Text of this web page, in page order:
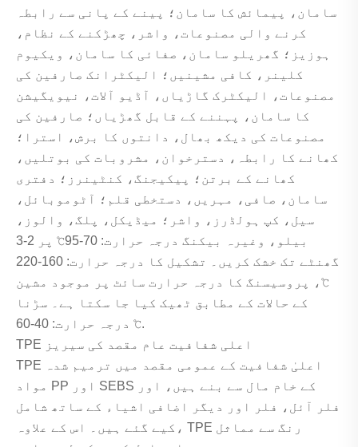
سامان، پیمائش کا سامان؛ پینے کے پانی سے رابطہ
کرنے والی مصنوعات، واشر، چھڑکنے کے نظام،
ہوزیز؛ گھریلو سامان، صفائی کا سامان، ویکیوم
کلینر، کافی مشینیں؛ الیکٹرانک صارفین کی
مصنوعات، الیکٹرک گاڑیاں، آڈیو آلات، نیویگیشن
کا سامان، پہننے کے قابل گھڑیاں؛ صارفین کی
مصنوعات کی دیکھ بھال، دانتوں کا برش، استرا؛
کھانے کا رابطہ، دسترخوان، مشروبات کی بوتلیں،
کھانے کے برتن؛ پیکیجنگ، کنٹینرز؛ دفتری
سامان، صافی، مہریں، دستخطی قلم؛ آٹوموبائل،
سیل، کپ ہولڈرز، واشر؛ میڈیکل، پلگ، والوز،
بیلو، وغیرہ بیکنگ درجہ حرارت: 70-95℃ پر 2-3
گھنٹے تک خشک کریں۔ تشکیل کا درجہ حرارت: 160-220
℃، پروسیسنگ کا درجہ حرارت سائٹ پر موجود مشین
کے حالات کے مطابق ٹھیک کیا جا سکتا ہے۔ سڑنا
درجہ حرارت: 40-60 ℃.
TPE اعلی شفافیت عام مقصد کی سیریز
TPE اعلیٰ شفافیت کے عمومی مقصد میں ترمیم شدہ
مواد PP اور SEBS کے خام مال سے بنے ہیں، اور
فلر آئل، فلر اور دیگر اضافی اشیاء کے ساتھ شامل
کیے گئے ہیں۔ اس کے علاوہ، TPE رنگ سے مماثل